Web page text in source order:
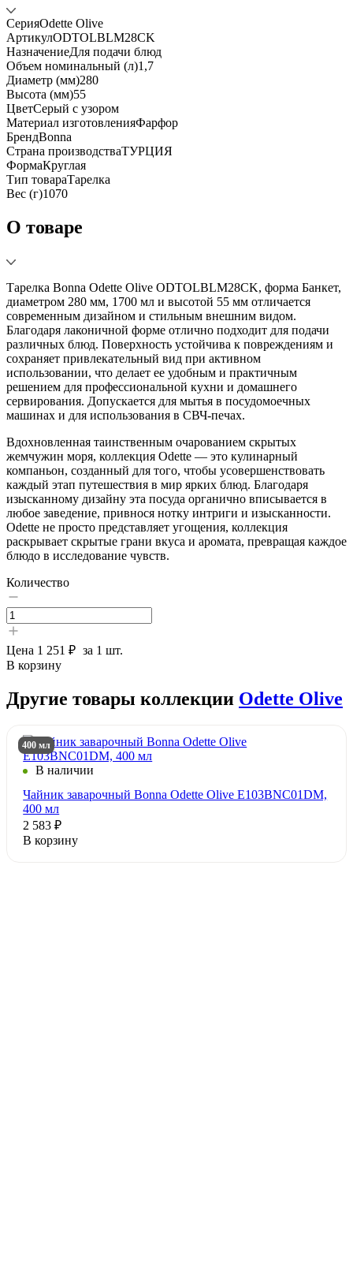
СерияOdette Olive
АртикулODTOLBLM28CK
НазначениеДля подачи блюд
Объем номинальный (л)1,7
Диаметр (мм)280
Высота (мм)55
ЦветСерый с узором
Материал изготовленияФарфор
БрендBonna
Страна производстваТУРЦИЯ
ФормаКруглая
Тип товараТарелка
Вес (г)1070
О товаре
Тарелка Bonna Odette Olive ODTOLBLM28CK, форма Банкет,
диаметром 280 мм, 1700 мл и высотой 55 мм отличается
современным дизайном и стильным внешним видом.
Благодаря лаконичной форме отлично подходит для подачи
различных блюд. Поверхность устойчива к повреждениям и
сохраняет привлекательный вид при активном
использовании, что делает ее удобным и практичным
решением для профессиональной кухни и домашнего
сервирования. Допускается для мытья в посудомоечных
машинах и для использования в СВЧ-печах.
Вдохновленная таинственным очарованием скрытых
жемчужин моря, коллекция Odette — это кулинарный
компаньон, созданный для того, чтобы усовершенствовать
каждый этап путешествия в мир ярких блюд. Благодаря
изысканному дизайну эта посуда органично вписывается в
любое заведение, привнося нотку интриги и изысканности.
Odette не просто представляет угощения, коллекция
раскрывает скрытые грани вкуса и аромата, превращая каждое
блюдо в исследование чувств.
Количество
Цена 1 251 ₽ за 1 шт.
В корзину
Другие товары коллекции Odette Olive
400 мл
В наличии
Чайник заварочный Bonna Odette Olive E103BNC01DM,
400 мл
2 583 ₽
В корзину